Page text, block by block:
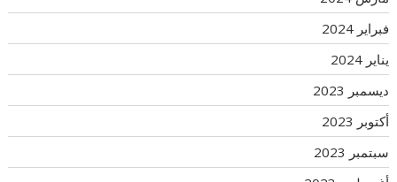
فبراير 2024
يناير 2024
ديسمبر 2023
أكتوبر 2023
سبتمبر 2023